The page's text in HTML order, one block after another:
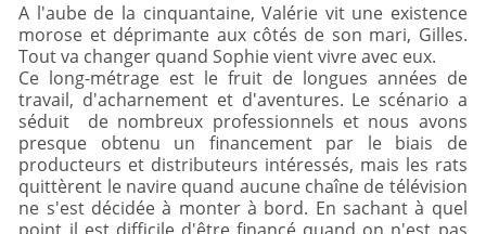
A l'aube de la cinquantaine, Valérie vit une existence
morose et déprimante aux côtés de son mari, Gilles.
Tout va changer quand Sophie vient vivre avec eux.
Ce long-métrage est le fruit de longues années de
travail, d'acharnement et d'aventures. Le scénario a
séduit de nombreux professionnels et nous avons
presque obtenu un financement par le biais de
producteurs et distributeurs intéressés, mais les rats
quittèrent le navire quand aucune chaîne de télévision
ne s'est décidée à monter à bord. En sachant à quel